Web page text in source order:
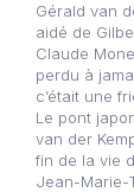
Gérald van
aidé de
Claude
perdu à
c’était une
Le pont
van der
fin de la vie
Jean-Marie-